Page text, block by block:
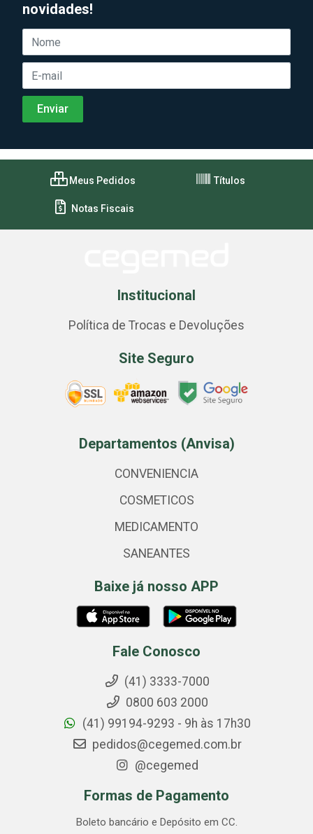
novidades!
Meus Pedidos Títulos
Notas Fiscais
Institucional
Política de Trocas e Devoluções
Site Seguro
Departamentos (Anvisa)
CONVENIENCIA
COSMETICOS
MEDICAMENTO
SANEANTES
Baixe já nosso APP
Fale Conosco
(41) 3333-7000
0800 603 2000
(41) 99194-9293 - 9h às 17h30
pedidos@cegemed.com.br
@cegemed
Formas de Pagamento
Boleto bancário e Depósito em CC.